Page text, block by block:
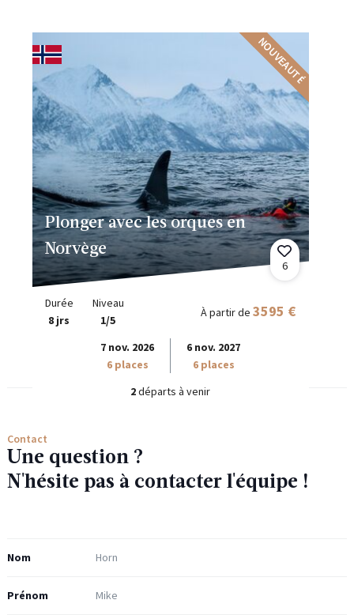
NOUVEAUTÉ
Plonger avec les orques en
Norvège
6
Durée
8 jrs
Niveau
1/5
À partir de 3595 €
7 nov. 2026
6 places
6 nov. 2027
6 places
2départs à venir
Contact
Une question ?
N'hésite pas à contacter l'équipe !
Nom
Prénom